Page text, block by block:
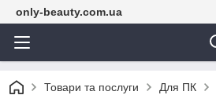
only-beauty.com.ua
Товари та послуги Для ПК